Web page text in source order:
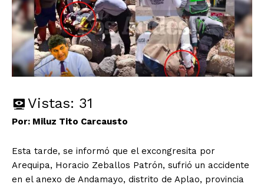
Vistas: 31
Por: Miluz Tito Carcausto
Esta tarde, se informó que el excongresita por
Arequipa, Horacio Zeballos Patrón, sufrió un accidente
en el anexo de Andamayo, distrito de Aplao, provincia